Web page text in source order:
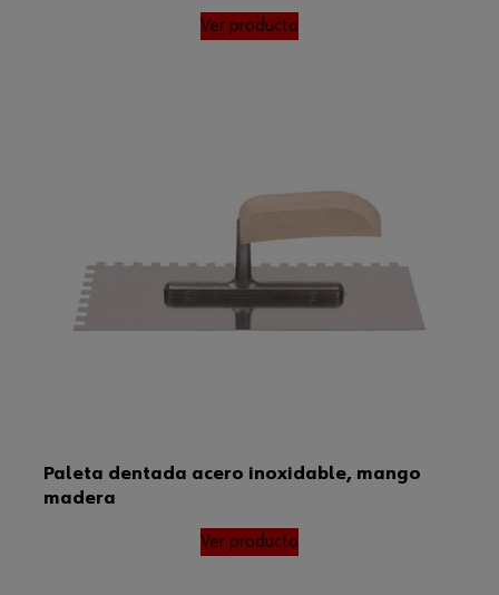
Ver producto
Paleta dentada acero inoxidable, mango
madera
Ver producto